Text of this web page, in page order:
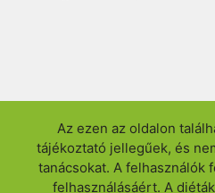
Az ezen az oldalon
tájékoztató jellegűek, és
tanácsokat. A felhasználók
felhasználásáért. A